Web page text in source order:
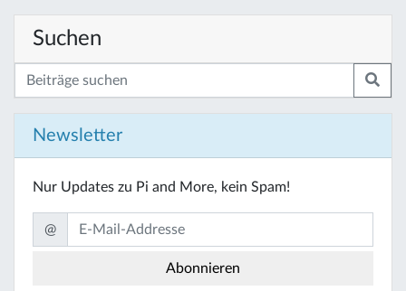
Suchen
Newsletter
Nur Updates zu Pi and More, kein Spam!
@